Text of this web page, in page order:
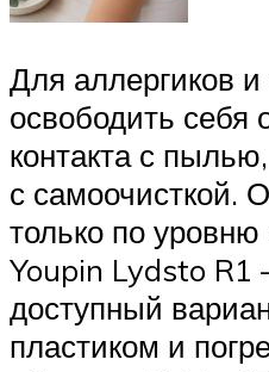
Для аллергиков и
освободить себя
контакта с
с самоочисткой.
только по
Youpin Lydsto R1
доступный
пластиком и